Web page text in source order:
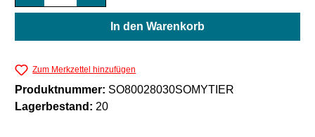
In den Warenkorb
Zum Merkzettel hinzufügen
Produktnummer: SO80028030SOMYTIER
Lagerbestand: 20